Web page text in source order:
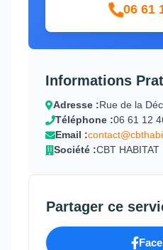
06 61
Informations
Adresse :Rue de la
Téléphone :06 61 12
Email :
Société :CBT HABITAT
Partager ce